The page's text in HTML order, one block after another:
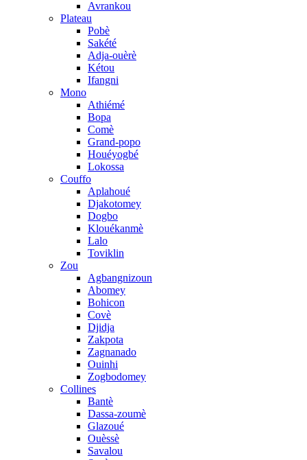
Avrankou
Plateau
Pobè
Sakété
Adja-ouèrè
Kétou
Ifangni
Mono
Athiémé
Bopa
Comè
Grand-popo
Houéyogbé
Lokossa
Couffo
Aplahoué
Djakotomey
Dogbo
Klouékanmè
Lalo
Toviklin
Zou
Agbangnizoun
Abomey
Bohicon
Covè
Djidja
Zakpota
Zagnanado
Ouinhi
Zogbodomey
Collines
Bantè
Dassa-zoumè
Glazoué
Ouèssè
Savalou